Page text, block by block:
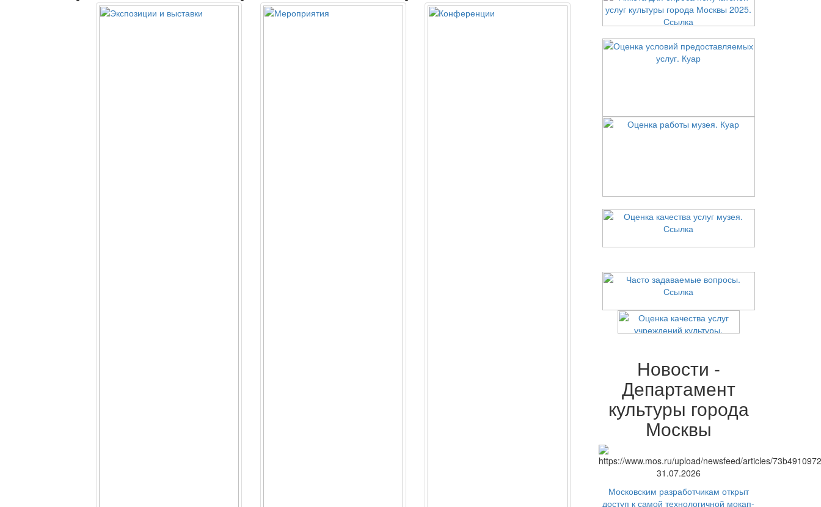
Новости -
Департамент
культуры города
Москвы
31.07.2026
Московским разработчикам открыт
доступ к самой технологичной мокап-